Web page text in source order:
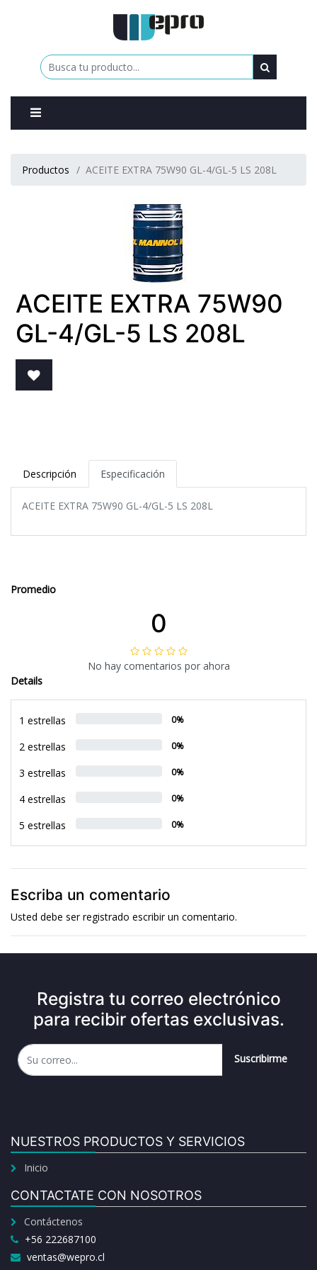
Productos ACEITE EXTRA 75W90 GL-4/GL-5 LS 208L
ACEITE EXTRA 75W90
GL-4/GL-5 LS 208L
Descripción Especificación
ACEITE EXTRA 75W90 GL-4/GL-5 LS 208L
Promedio
0
No hay comentarios por ahora
Details
1 estrellas 0%
2 estrellas 0%
3 estrellas 0%
4 estrellas 0%
5 estrellas 0%
Escriba un comentario
Usted debe serregistrado escribir un comentario.
Registra tu correo electrónico
para recibir ofertas exclusivas.
Suscribirme
NUESTROS PRODUCTOS Y SERVICIOS
Inicio
CONTACTATE CON NOSOTROS
Contáctenos
+56 222687100
ventas@wepro.cl